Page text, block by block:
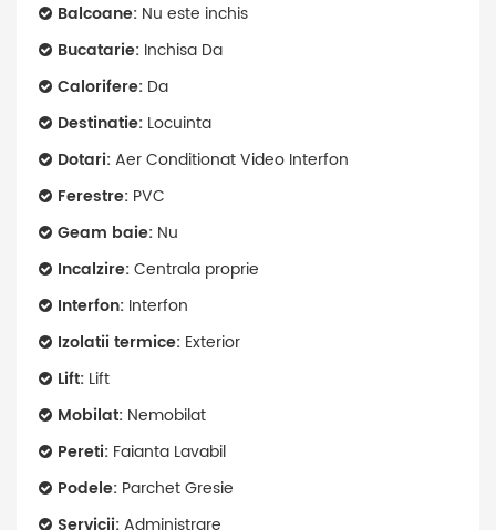
Balcoane: Nu este inchis
Bucatarie: Inchisa Da
Calorifere: Da
Destinatie: Locuinta
Dotari:Aer Conditionat Video Interfon
Ferestre: PVC
Geam baie: Nu
Incalzire:Centrala proprie
Interfon: Interfon
Izolatii termice: Exterior
Lift: Lift
Mobilat: Nemobilat
Pereti: Faianta Lavabil
Podele: Parchet Gresie